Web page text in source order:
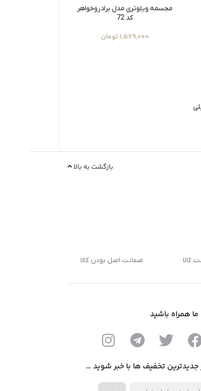
مجسمه ویلوتری مدل برادروخواهر
کد 72
1,579,000تومان
بازگشت به بالا
کالا ضمانت اصل بودن کالا
ما همراه باشید
جدیدترین تخفیف ها با خبر شوید …